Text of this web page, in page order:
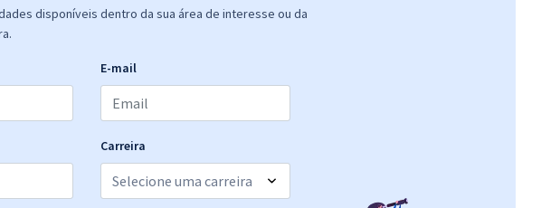
disponíveis dentro da sua área de interesse ou da
E-mail
Carreira